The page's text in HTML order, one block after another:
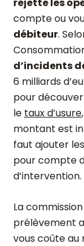
compte ou
débiteur.
d’incidents
6 milliards
pour
le taux d’usure
montant est
faut ajouter
pour compte
d’intervention.
La
prélèvement
vous coûte